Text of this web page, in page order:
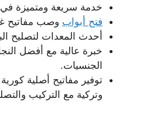
خدمة سريعة ومتميزة في
فتح أبواب وصب مفاتيح
أحدث المعدات لتصليح
خبرة عالية مع أفضل
الجنسيات.
توفير مفاتيح أصلية كورية
وتركية مع التركيب